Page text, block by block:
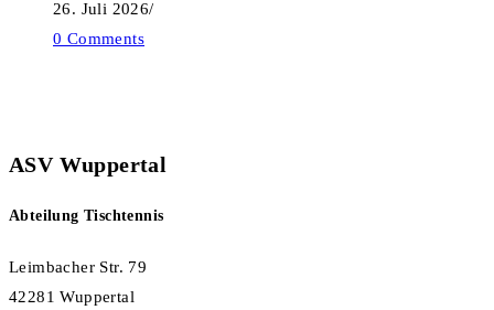
26. Juli 2026/
0 Comments
ASV Wuppertal
Abteilung Tischtennis
Leimbacher Str. 79
42281 Wuppertal